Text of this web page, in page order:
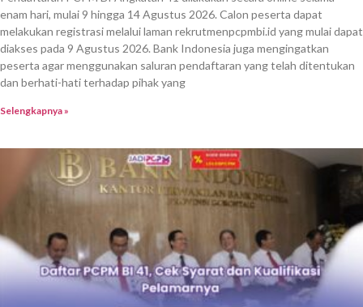
enam hari, mulai 9 hingga 14 Agustus 2026. Calon peserta dapat
melakukan registrasi melalui laman rekrutmenpcpmbi.id yang mulai dapat
diakses pada 9 Agustus 2026. Bank Indonesia juga mengingatkan
peserta agar menggunakan saluran pendaftaran yang telah ditentukan
dan berhati-hati terhadap pihak yang
Selengkapnya »